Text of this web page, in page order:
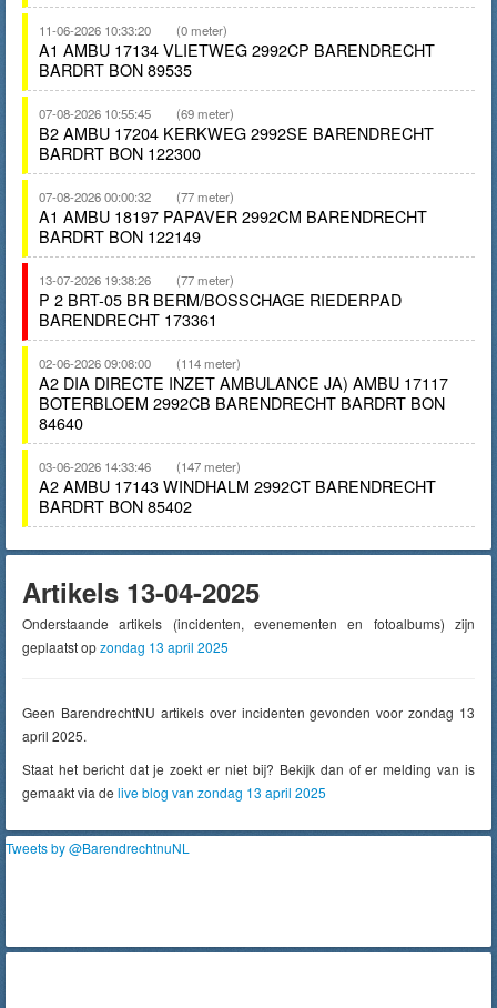
11-06-2026 10:33:20 (0 meter)
A1 AMBU 17134 VLIETWEG 2992CP BARENDRECHT
BARDRT BON 89535
07-08-2026 10:55:45 (69 meter)
B2 AMBU 17204 KERKWEG 2992SE BARENDRECHT
BARDRT BON 122300
07-08-2026 00:00:32 (77 meter)
A1 AMBU 18197 PAPAVER 2992CM BARENDRECHT
BARDRT BON 122149
13-07-2026 19:38:26 (77 meter)
P 2 BRT-05 BR BERM/BOSSCHAGE RIEDERPAD
BARENDRECHT 173361
02-06-2026 09:08:00 (114 meter)
A2 DIA DIRECTE INZET AMBULANCE JA) AMBU 17117
BOTERBLOEM 2992CB BARENDRECHT BARDRT BON
84640
03-06-2026 14:33:46 (147 meter)
A2 AMBU 17143 WINDHALM 2992CT BARENDRECHT
BARDRT BON 85402
Artikels 13-04-2025
Onderstaande artikels (incidenten, evenementen en fotoalbums) zijn
geplaatst opzondag 13 april 2025
Geen BarendrechtNU artikels over incidenten gevonden voor zondag 13
april 2025.
Staat het bericht dat je zoekt er niet bij? Bekijk dan of er melding van is
gemaakt via de live blog van zondag 13 april 2025
Tweets by @BarendrechtnuNL